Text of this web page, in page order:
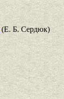
(Е. Б. Сердюк)